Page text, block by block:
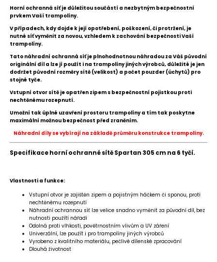
Horní ochranná síť je důležitou součástí a nezbytným bezpečnostní
prvkem Vaší trampolíny.
V případech, kdy dojde k její opotřebení, poškození, či protržení, je
nutné síťvyměnit za novou, vzhledem k zachování bezpečnosti Vaší
trampolíny.
Tato náhradní ochranná síť je plnohodnotnou náhradou za Váš původní
originální díl a lze jí použít i na trampolíny jiných výrobců, důležité je jen
dodržet původní rozměry sítě (velikost) a počet pouzder (úchytů) pro
stojné tyče.
Vstupní otvor sítě je opatřen zipem s bezpečnostní pojistkou proti
nechtěnému rozepnutí.
Umožní tak úplné uzavření prostoru trampolíny a tím tak poskytne
maximální možnou bezpečnost před zraněním.
Náhradní díly se vybírají na základě průměru konstrukce trampolíny.
Specifikace horní ochranné sítě Spartan 305 cm na 6 tyčí.
Vlastnosti a funkce:
Vstupní otvor je zajištěn zipem a pojistným háčkem či sponou, proti
nechtěnému rozepnutí
Náhradní ochrannou síť lze velice snadno vyměnit za původní díl, bez
nutnosti použítí nářadí
Odolná proti vlhkosti, povětrnostním vlivům a UV záření
Univerzální, lze použít i pro trampolíny jiných výrobců
Vyrobeno z kvalitního materiálu, pečlivé dílenské zpracování
Dlouhá životnost